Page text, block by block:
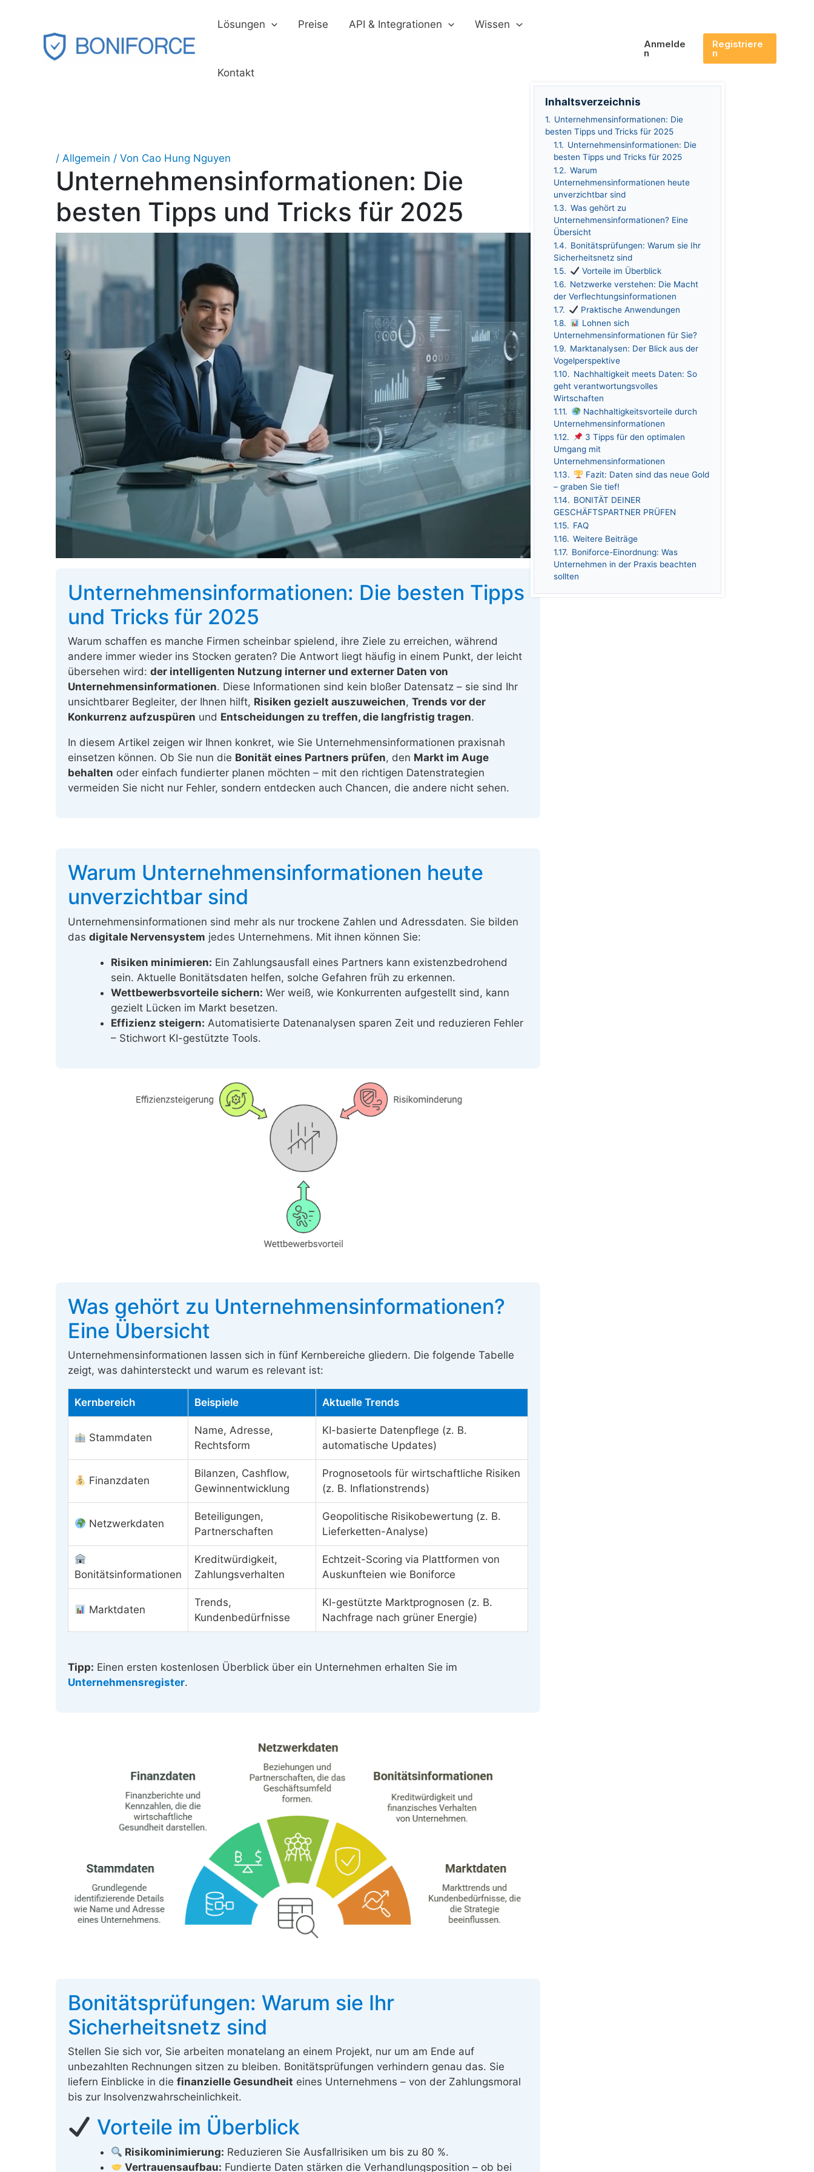
Lösungen Preise API & Integrationen Wissen
Kontakt
Anmelde
N
Registriere
N
/ Allgemein / Von Cao Hung Nguyen
Inhaltsverzeichnis
1. Unternehmensinformationen: Die
besten Tipps und Tricks für 2025
1.1. Unternehmensinformationen: Die
besten Tipps und Tricks für 2025
1.2. Warum
Unternehmensinformationen heute
unverzichtbar sind
1.3. Was gehört zu
Unternehmensinformationen? Eine
Übersicht
1.4. Bonitätsprüfungen: Warum sie Ihr
Sicherheitsnetz sind
1.5.
Vorteile im Überblick
1.6. Netzwerke verstehen: Die Macht
der Verflechtungsinformationen
1.7.
Praktische Anwendungen
1.8.
Lohnen sich
Unternehmensinformationen für Sie?
1.9. Marktanalysen: Der Blick aus der
Vogelperspektive
1.10. Nachhaltigkeit meets Daten: So
geht verantwortungsvolles
Wirtschaften
1.11.
Nachhaltigkeitsvorteile durch
Unternehmensinformationen
1.12.
3 Tipps für den optimalen
Umgang mit
Unternehmensinformationen
1.13.
Fazit: Daten sind das neue Gold
– graben Sie tief!
1.14. BONITÄT DEINER
GESCHÄFTSPARTNER PRÜFEN
1.15. FAQ
1.16. Weitere Beiträge
1.17. Boniforce-Einordnung: Was
Unternehmen in der Praxis beachten
sollten
Unternehmensinformationen: Die
besten Tipps und Tricks für 2025
Unternehmensinformationen: Die besten Tipps
und Tricks für 2025
Warum schaffen es manche Firmen scheinbar spielend, ihre Ziele zu erreichen, während
andere immer wieder ins Stocken geraten? Die Antwort liegt häufig in einem Punkt, der leicht
übersehen wird: der intelligenten Nutzung interner und externer Daten von
Unternehmensinformationen. Diese Informationen sind kein bloßer Datensatz – sie sind Ihr
unsichtbarer Begleiter, der Ihnen hilft, Risiken gezielt auszuweichen, Trends vor der
Konkurrenz aufzuspüren und Entscheidungen zu treffen, die langfristig tragen.
In diesem Artikel zeigen wir Ihnen konkret, wie Sie Unternehmensinformationen praxisnah
einsetzen können. Ob Sie nun die Bonität eines Partners prüfen, den Markt im Auge
behalten oder einfach fundierter planen möchten – mit den richtigen Datenstrategien
vermeiden Sie nicht nur Fehler, sondern entdecken auch Chancen, die andere nicht sehen.
Warum Unternehmensinformationen heute
unverzichtbar sind
Unternehmensinformationen sind mehr als nur trockene Zahlen und Adressdaten. Sie bilden
das digitale Nervensystem jedes Unternehmens. Mit ihnen können Sie:
Risiken minimieren: Ein Zahlungsausfall eines Partners kann existenzbedrohend
sein. Aktuelle Bonitätsdaten helfen, solche Gefahren früh zu erkennen.
Wettbewerbsvorteile sichern: Wer weiß, wie Konkurrenten aufgestellt sind, kann
gezielt Lücken im Markt besetzen.
Effizienz steigern: Automatisierte Datenanalysen sparen Zeit und reduzieren Fehler
– Stichwort KI-gestützte Tools.
Was gehört zu Unternehmensinformationen?
Eine Übersicht
Unternehmensinformationen lassen sich in fünf Kernbereiche gliedern. Die folgende Tabelle
zeigt, was dahintersteckt und warum es relevant ist:
Kernbereich Beispiele Aktuelle Trends
Stammdaten
Name, Adresse,
Rechtsform
KI-basierte Datenpflege (z. B.
automatische Updates)
Finanzdaten
Bilanzen, Cashflow,
Gewinnentwicklung
Prognosetools für wirtschaftliche Risiken
(z. B. Inflationstrends)
Netzwerkdaten
Beteiligungen,
Partnerschaften
Geopolitische Risikobewertung (z. B.
Lieferketten-Analyse)
Bonitätsinformationen
Kreditwürdigkeit,
Zahlungsverhalten
Echtzeit-Scoring via Plattformen von
Auskunfteien wie Boniforce
Marktdaten
Trends,
Kundenbedürfnisse
KI-gestützte Marktprognosen (z. B.
Nachfrage nach grüner Energie)
Tipp: Einen ersten kostenlosen Überblick über ein Unternehmen erhalten Sie im
Unternehmensregister.
Bonitätsprüfungen: Warum sie Ihr
Sicherheitsnetz sind
Stellen Sie sich vor, Sie arbeiten monatelang an einem Projekt, nur um am Ende auf
unbezahlten Rechnungen sitzen zu bleiben. Bonitätsprüfungen verhindern genau das. Sie
liefern Einblicke in die finanzielle Gesundheit eines Unternehmens – von der Zahlungsmoral
bis zur Insolvenzwahrscheinlichkeit.
Vorteile im Überblick
Risikominimierung: Reduzieren Sie Ausfallrisiken um bis zu 80 %.
Vertrauensaufbau: Fundierte Daten stärken die Verhandlungsposition – ob bei